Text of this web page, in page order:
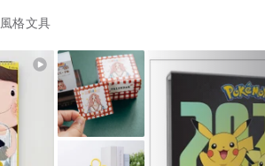
風格文具